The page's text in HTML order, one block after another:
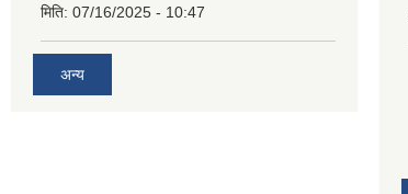
मिति: 07/16/2025 - 10:47
अन्य